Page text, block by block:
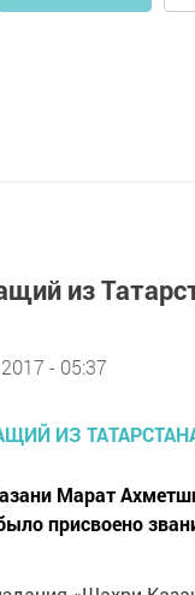
из
- 05:37
Марат
присвоено